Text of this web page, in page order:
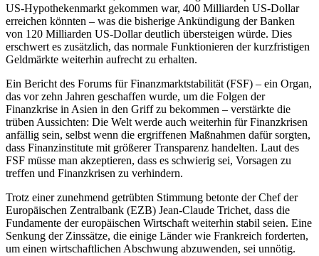
US-Hypothekenmarkt gekommen war, 400 Milliarden US-Dollar
erreichen könnten – was die bisherige Ankündigung der Banken
von 120 Milliarden US-Dollar deutlich übersteigen würde. Dies
erschwert es zusätzlich, das normale Funktionieren der kurzfristigen
Geldmärkte weiterhin aufrecht zu erhalten.
Ein Bericht des Forums für Finanzmarktstabilität (FSF) – ein Organ,
das vor zehn Jahren geschaffen wurde, um die Folgen der
Finanzkrise in Asien in den Griff zu bekommen – verstärkte die
trüben Aussichten: Die Welt werde auch weiterhin für Finanzkrisen
anfällig sein, selbst wenn die ergriffenen Maßnahmen dafür sorgten,
dass Finanzinstitute mit größerer Transparenz handelten. Laut des
FSF müsse man akzeptieren, dass es schwierig sei, Vorsagen zu
treffen und Finanzkrisen zu verhindern.
Trotz einer zunehmend getrübten Stimmung betonte der Chef der
Europäischen Zentralbank (EZB) Jean-Claude Trichet, dass die
Fundamente der europäischen Wirtschaft weiterhin stabil seien. Eine
Senkung der Zinssätze, die einige Länder wie Frankreich forderten,
um einen wirtschaftlichen Abschwung abzuwenden, sei unnötig.